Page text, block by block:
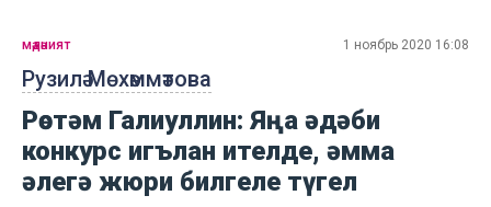
Рузилә Мөхәммәтова
мәдәният 1 ноябрь 2020 16:08
Рөстәм Галиуллин: Яңа әдәби
конкурс игълан ителде, әмма
әлегә жюри билгеле түгел